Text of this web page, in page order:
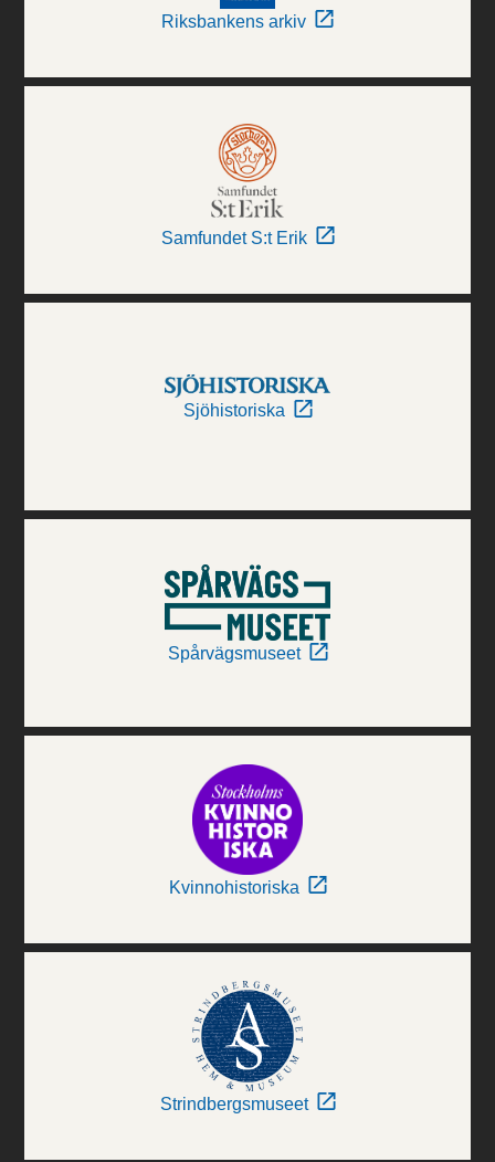
Riksbankens arkiv
Samfundet S:t Erik
Sjöhistoriska
Spårvägsmuseet
Kvinnohistoriska
Strindbergsmuseet